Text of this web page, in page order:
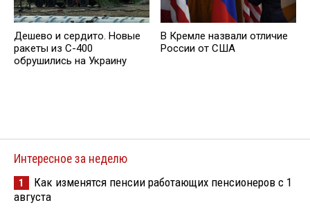
Дешево и сердито. Новые
ракеты из С-400
обрушились на Украину
В Кремле назвали отличие
России от США
Интересное за неделю
1
Как изменятся пенсии работающих пенсионеров с 1
августа